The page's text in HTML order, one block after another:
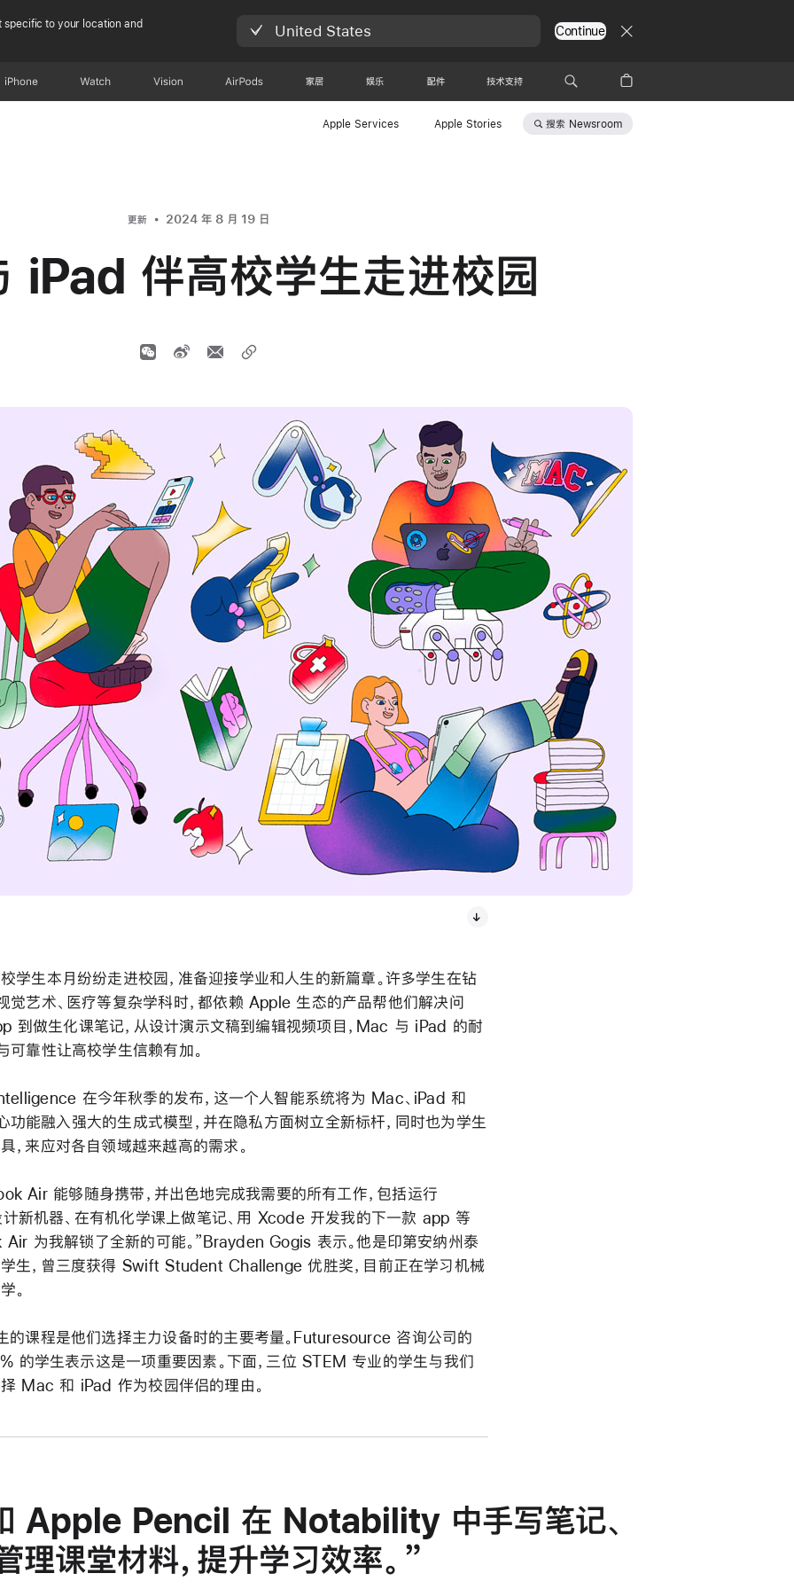
specific to your location and United States Continue
iPhone Watch Vision AirPods 家居 娱乐 配件 技术支持
Apple Services Apple Stories 搜索 Newsroom
更新 2024 年 8 月 19 日
iPad 伴高校学生走进校园
学生本月纷纷走进校园，准备迎接学业和人生的新篇章。许多学生在钻
觉艺术、医疗等复杂学科时，都依赖 Apple 生态的产品帮他们解决问
到做生化课笔记，从设计演示文稿到编辑视频项目，Mac 与 iPad 的耐
可靠性让高校学生信赖有加。
在今年秋季的发布，这一个人智能系统将为 Mac、iPad 和
功能融入强大的生成式模型，并在隐私方面树立全新标杆，同时也为学生
，来应对各自领域越来越高的需求 。
Air 能够随身携带，并出色地完成我需要的所有工作，包括运行
新机器、在有机化学课上做笔记、用 Xcode 开发我的下一款 app 等
Air 为我解锁了全新的可能。”Brayden Gogis 表示。他是印第安纳州泰
生，曾三度获得 Swift Student Challenge 优胜奖，目前正在学习机械
。
的课程是他们选择主力设备时的主要考量。Futuresource 咨询公司的
的学生表示这是一项重要因素。下面，三位 STEM 专业的学生与我们
Mac 和 iPad 作为校园伴侣的理由。
Apple Pencil 在 Notability 中手写笔记、
理课堂材料，提升学习效率。